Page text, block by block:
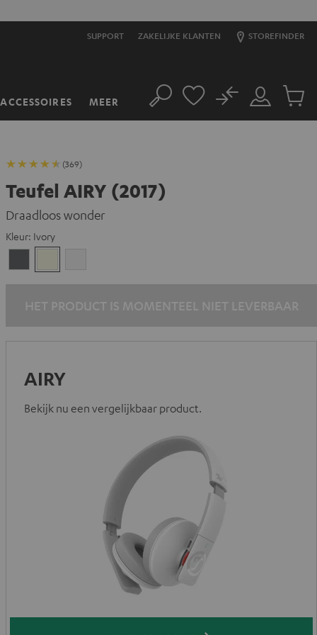
SUPPORT ZAKELIJKE KLANTEN STOREFINDER
ACCESSOIRES MEER Zoeken
Mijn
account
No
(369)
Teufel AIRY (2017)
Draadloos wonder
Kleur: Ivory
AIRY
Bekijk nu een vergelijkbaar product.